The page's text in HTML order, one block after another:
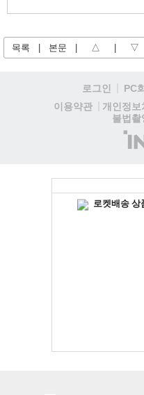
목록 본문 △
로그인 PC
이용약관
개인정보
불법촬